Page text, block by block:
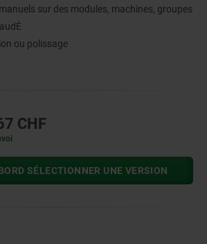
sur des modules, machines, groupes
ou polissage
CHF
SÉLECTIONNER UNE VERSION